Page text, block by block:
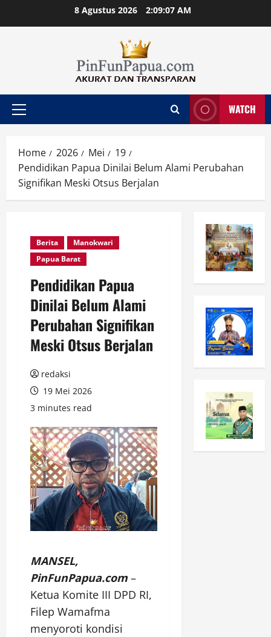
8 Agustus 2026 2:09:08 AM
Primary
WATCH
Home 2026 Mei
19
Pendidikan Papua Dinilai Belum Alami Perubahan
Signifikan Meski Otsus Berjalan
Berita
Manokwari
Papua Barat
Pendidikan Papua
Dinilai Belum Alami
Perubahan Signifikan
Meski Otsus Berjalan
redaksi
19 Mei 2026
3 minutes read
MANSEL,
PinFunPapua.com –
Ketua Komite III DPD RI,
Filep Wamafma
menyoroti kondisi